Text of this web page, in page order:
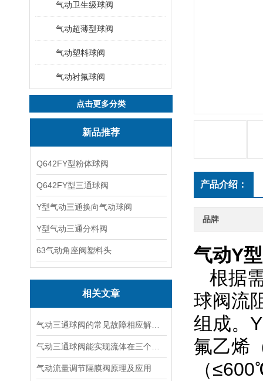
气动卫生级球阀
气动超薄型球阀
气动塑料球阀
气动衬氟球阀
点击更多分类
新品推荐
Q642FY型粉体球阀
Q642FY型三通球阀
Y型气动三通换向气动球阀
Y型气动三通分料阀
63气动角座阀塑料头
相关文章
气动流量调节隔膜阀原理及应用
产品介绍：
品牌
气动Y
根据
球阀流
组成。
氟乙烯
（